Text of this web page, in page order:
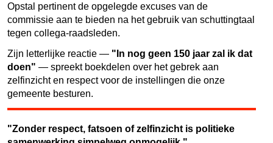
Opstal pertinent de opgelegde excuses van de
commissie aan te bieden na het gebruik van schuttingtaal
tegen collega-raadsleden.
Zijn letterlijke reactie — "In nog geen 150 jaar zal ik dat
doen" — spreekt boekdelen over het gebrek aan
zelfinzicht en respect voor de instellingen die onze
gemeente besturen.
"Zonder respect, fatsoen of zelfinzicht is politieke